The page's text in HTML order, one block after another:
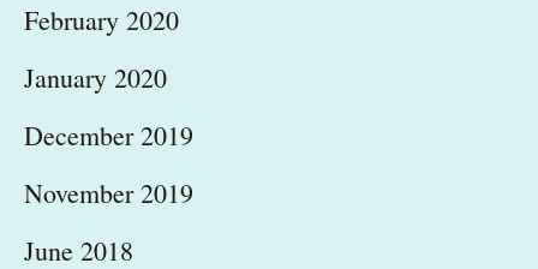
February 2020
January 2020
December 2019
November 2019
June 2018